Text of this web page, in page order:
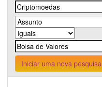
Iniciar uma nova pesquisa